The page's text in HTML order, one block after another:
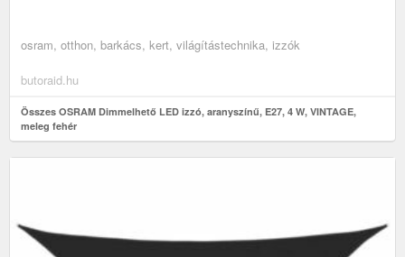
osram, otthon, barkács, kert, világítástechnika, izzók
butoraid.hu
Összes OSRAM Dimmelhető LED izzó, aranyszínű, E27, 4 W, VINTAGE,
meleg fehér